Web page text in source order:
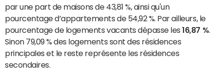
par une part de maisons de 43,81 %, ainsi qu'un
pourcentage d’appartements de 54,92 %. Par ailleurs, le
pourcentage de logements vacants dépasse les16,87 %
Sinon 79,09 % des logements sont des résidences
principales et le reste représente les résidences
secondaires.